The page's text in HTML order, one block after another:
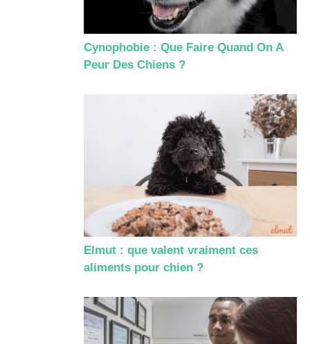
Cynophobie : Que Faire Quand On A
Peur Des Chiens ?
Elmut : que valent vraiment ces
aliments pour chien ?